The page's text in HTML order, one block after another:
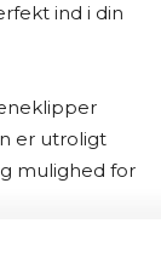
ind i din
er utroligt
mulighed for